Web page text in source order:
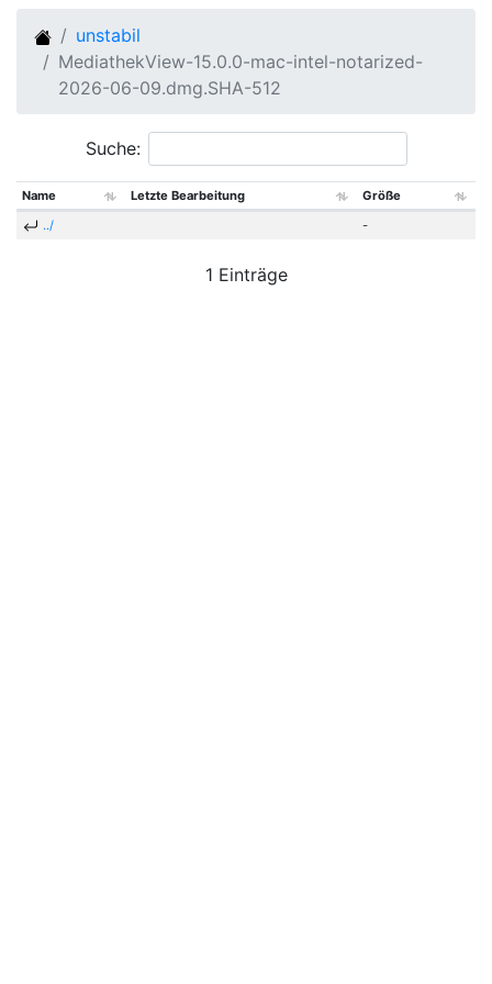
unstabil
MediathekView-15.0.0-mac-intel-notarized-
2026-06-09.dmg.SHA-512
Suche:
Name Letzte Bearbeitung
Größe
../
-
1 Einträge